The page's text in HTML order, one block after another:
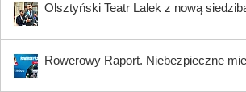
Olsztyński Teatr Lalek z nową
Rowerowy Raport. Niebezpieczne